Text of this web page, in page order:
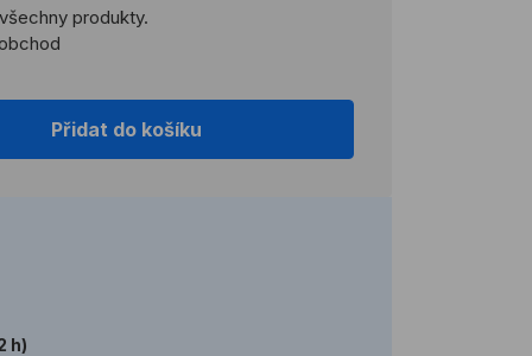
produkty.
Přidat do košíku
h)